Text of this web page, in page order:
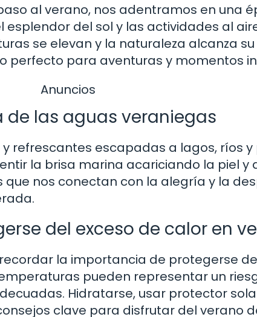
al verano, nos adentramos en una
del sol y las actividades al
se elevan y la naturaleza alcanza
perfecto para aventuras y momentos
Anuncios
de las aguas veraniegas
refrescantes escapadas a lagos, ríos y
la brisa marina acariciando la piel y
que nos conectan con la alegría y la
del exceso de calor en
la importancia de protegerse
pueden representar un
Hidratarse, usar protector
clave para disfrutar del verano